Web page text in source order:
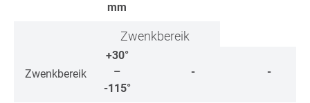
mm
Zwenkbereik
Zwenkbereik
+30°
–
-115°
- -